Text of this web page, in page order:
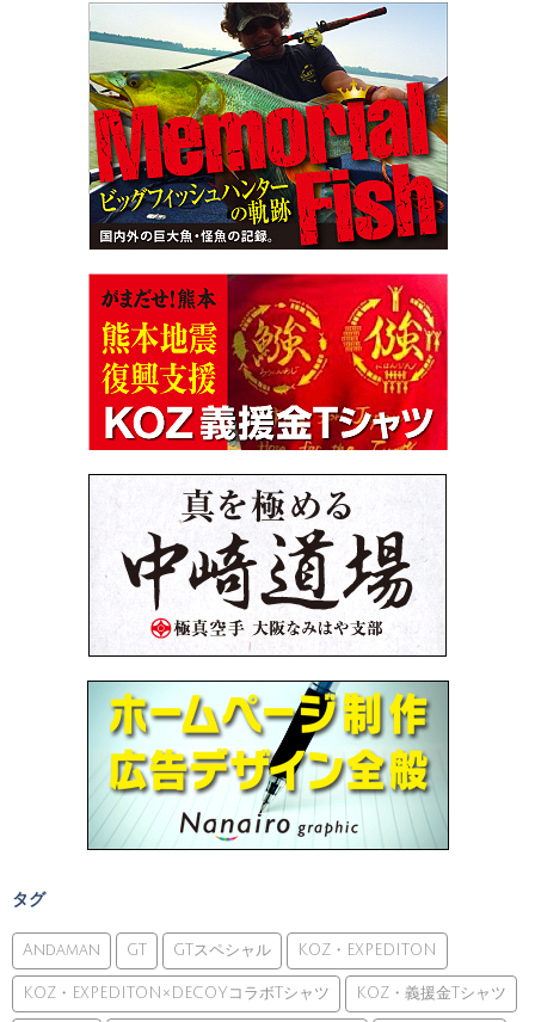
タグ
Andaman GT GTスペシャル KOZ・EXPEDITON
KOZ・EXPEDITON×DECOYコラボTシャツ KOZ・義援金Tシャツ